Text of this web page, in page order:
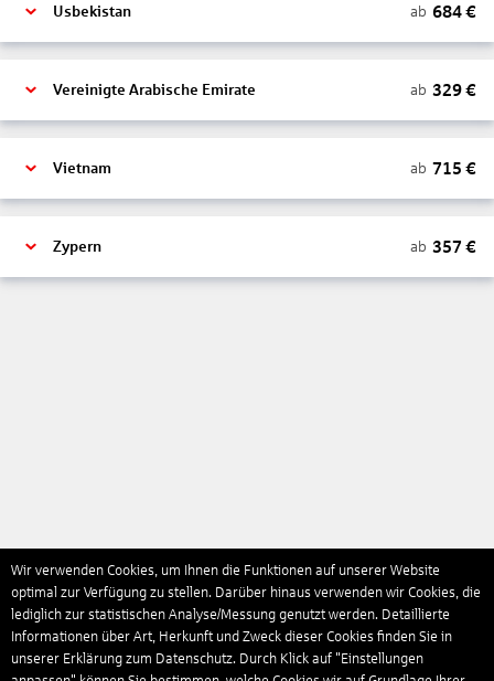
Usbekistan ab 684€
Vereinigte Arabische Emirate ab 329€
Vietnam ab 715 €
Zypern ab 357 €
Wir verwenden Cookies, um Ihnen die Funktionen auf unserer Website
optimal zur Verfügung zu stellen. Darüber hinaus verwenden wir Cookies, die
lediglich zur statistischen Analyse/Messung genutzt werden. Detaillierte
Informationen über Art, Herkunft und Zweck dieser Cookies finden Sie in
unserer Erklärung zum Datenschutz. Durch Klick auf "Einstellungen